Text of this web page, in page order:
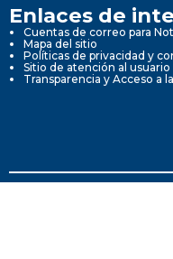
Enlaces de
Cuentas de correo para
Mapa del sitio
Políticas de privacidad y
Sitio de atención al usuario
Transparencia y Acceso a